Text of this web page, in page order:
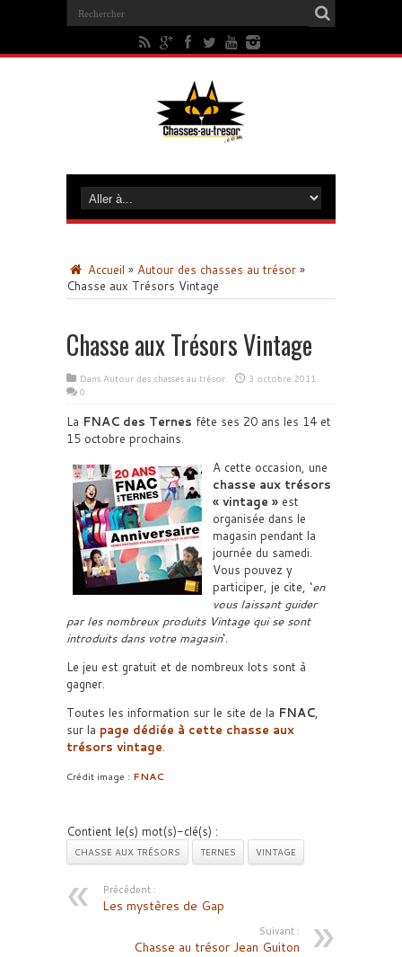
Accueil » Autour des chasses au trésor »
Chasse aux Trésors Vintage
Chasse aux Trésors Vintage
Dans Autour des chasses au trésor
3 octobre 2011
0
La FNAC des Ternes fête ses 20 ans les 14 et
15 octobre prochains.
A cette occasion, une
chasse aux trésors
« vintage » est
organisée dans le
magasin pendant la
journée du samedi.
Vous pouvez y
participer, je cite, ‘en
vous laissant guider
par les nombreux produits Vintage qui se sont
introduits dans votre magasin‘.
Le jeu est gratuit et de nombreux lots sont à
gagner.
Toutes les information sur le site de la FNAC,
sur la page dédiée à cette chasse aux
trésors vintage.
Crédit image : FNAC
Contient le(s) mot(s)-clé(s) :
CHASSE AUX TRÉSORS TERNES VINTAGE
Précédent :
Les mystères de Gap
Suivant :
Chasse au trésor Jean Guiton